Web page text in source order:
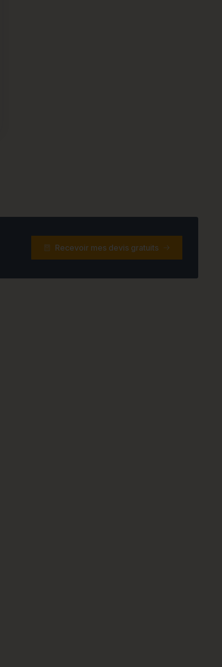
Recevoir mes devis gratuits